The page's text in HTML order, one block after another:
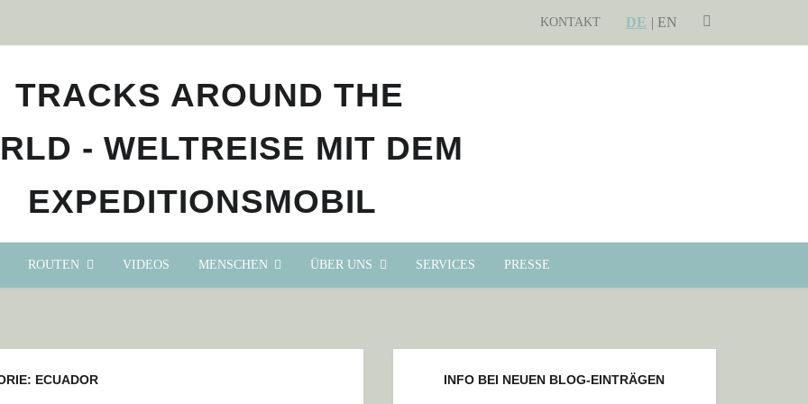
DE EN
SEARCH
KONTAKT
ROUTEN VIDEOS MENSCHEN ÜBER UNS SERVICES PRESSE
ECUADOR INFO BEI NEUEN BLOG-EINTRÄGEN